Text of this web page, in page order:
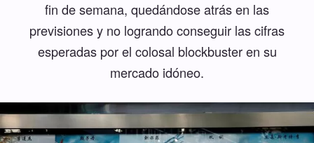
fin de semana, quedándose atrás en las
previsiones y no logrando conseguir las cifras
esperadas por el colosal blockbuster en su
mercado idóneo.